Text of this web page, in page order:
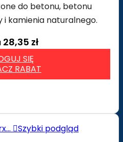
do betonu, betonu
i kamienia naturalnego.
28,35 zł
SIĘ
RABAT
Szybki podgląd